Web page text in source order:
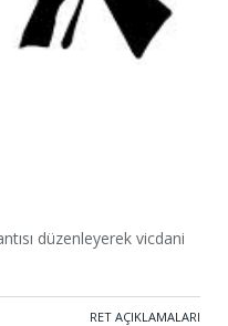
düzenleyerek vicdani
RET AÇIKLAMALARI